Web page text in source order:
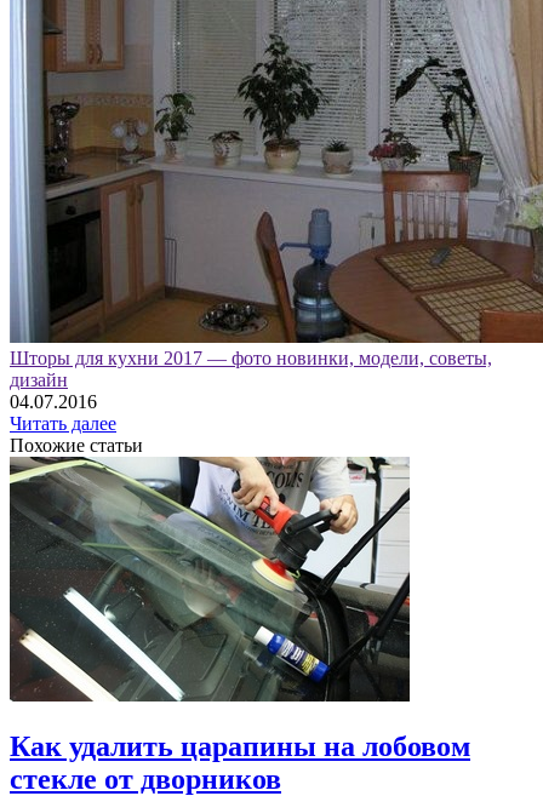
Шторы для кухни 2017 — фото новинки, модели, советы,
дизайн
04.07.2016
Читать далее
Похожие статьи
Как удалить царапины на лобовом
стекле от дворников